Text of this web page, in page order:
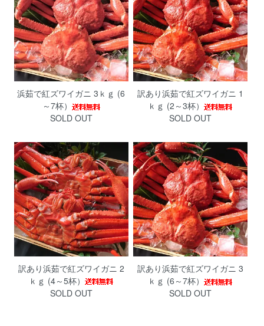
浜茹で紅ズワイガニ 3ｋｇ (6
～7杯）
SOLD OUT
訳あり浜茹で紅ズワイガニ 1
ｋｇ (2～3杯）
SOLD OUT
訳あり浜茹で紅ズワイガニ 2
ｋｇ (4～5杯）
SOLD OUT
訳あり浜茹で紅ズワイガニ 3
ｋｇ (6～7杯）
SOLD OUT